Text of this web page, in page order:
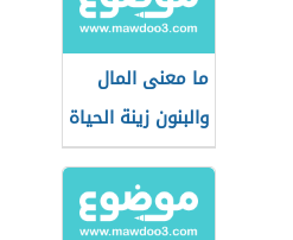
ما معنى المال
والبنون زينة الحياة
الدنيا